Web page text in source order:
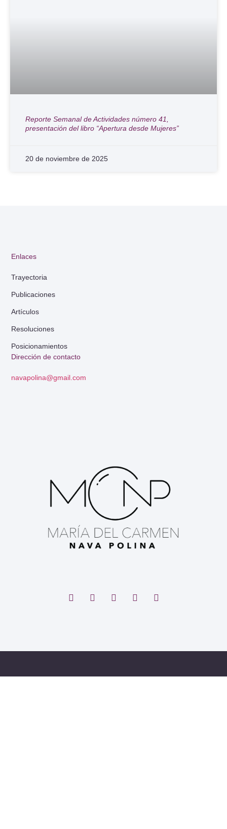
Reporte Semanal de Actividades número 41,
presentación del libro “Apertura desde Mujeres”
20 de noviembre de 2025
Dirección de contacto
navapolina@gmail.com
Enlaces
Trayectoria
Publicaciones
Artículos
Resoluciones
Posicionamientos